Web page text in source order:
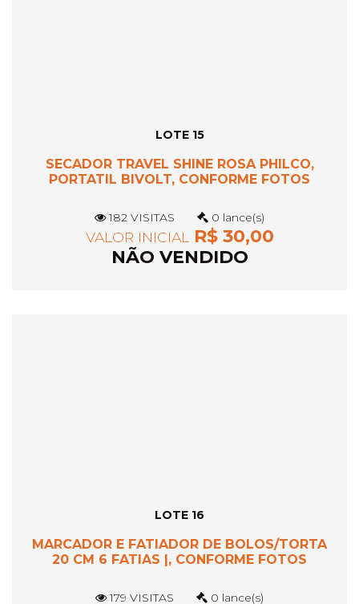
LOTE 15
SECADOR TRAVEL SHINE ROSA PHILCO,
PORTATIL BIVOLT, CONFORME FOTOS
182 VISITAS 0 lance(s)
VALOR INICIAL R$ 30,00
NÃO VENDIDO
LOTE 16
MARCADOR E FATIADOR DE BOLOS/TORTA
20 CM 6 FATIAS |, CONFORME FOTOS
179 VISITAS 0 lance(s)